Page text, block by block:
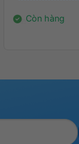
Còn hàng